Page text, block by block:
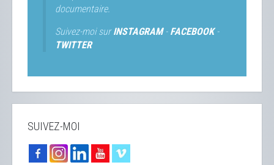
documentaire.
Suivez-moi surINSTAGRAM- FACEBOOK-
TWITTER
SUIVEZ-MOI